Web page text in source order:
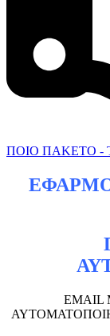
ΠΟΙΟ ΠΑΚΕΤΟ -
EMAIL